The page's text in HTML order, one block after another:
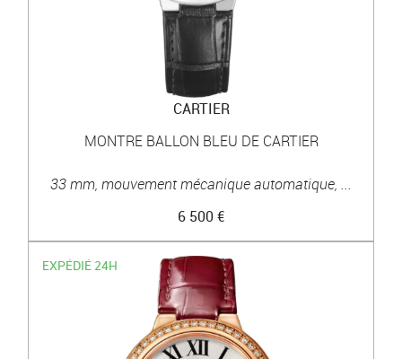
CARTIER
MONTRE BALLON BLEU DE CARTIER
33 mm, mouvement mécanique automatique, ...
6 500 €
EXPÉDIÉ 24H